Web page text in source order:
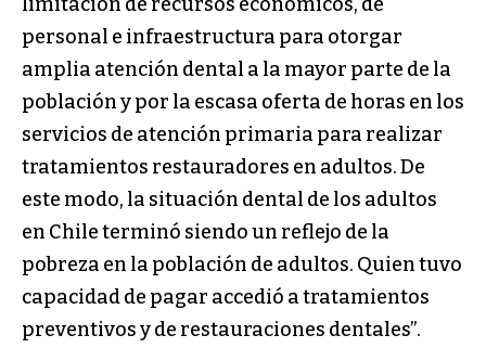
personal e infraestructura para otorgar
amplia atención dental a la mayor parte de la
población y por la escasa oferta de horas en los
servicios de atención primaria para realizar
tratamientos restauradores en adultos. De
este modo, la situación dental de los adultos
en Chile terminó siendo un reflejo de la
pobreza en la población de adultos. Quien tuvo
capacidad de pagar accedió a tratamientos
preventivos y de restauraciones dentales”.